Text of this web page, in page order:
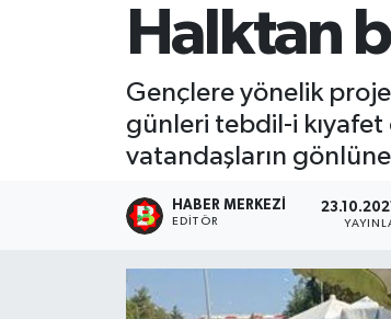
Halktan
Gençlere yönelik
günleri tebdil-i kıyafet
vatandaşların
HABER MERKEZI
EDITÖR